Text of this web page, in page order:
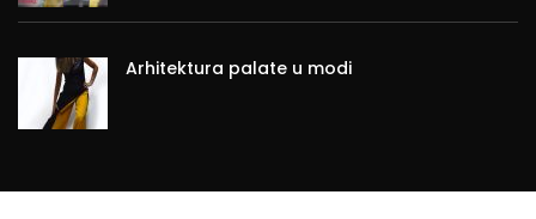
Arhitektura palate u modi